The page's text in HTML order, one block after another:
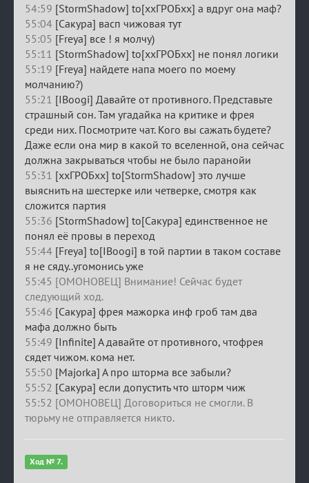
54:59 [StormShadow] to[ххГРОБхх] а вдруг она маф?
55:04 [Сакура] васп чижовая тут
55:05 [Freya] все ! я молчу)
55:11 [StormShadow] to[ххГРОБхх] не понял логики
55:19 [Freya] найдете напа моего по моему
молчанию?)
55:21 [IBoogi] Давайте от противного. Представьте
страшный сон. Там угадайка на критике и фрея
среди них. Посмотрите чат. Кого вы сажать будете?
Даже если она мир в какой то вселенной, она сейчас
должна закрываться чтобы не было паранойи
55:31 [ххГРОБхх] to[StormShadow] это лучше
выяснить на шестерке или четверке, смотря как
сложится партия
55:36 [StormShadow] to[Сакура] единственное не
понял её провы в переход
55:44 [Freya] to[IBoogi] в той партии в таком составе
я не сяду..угомонись уже
55:45 [ОМОНОВЕЦ] Внимание! Сейчас будет
следующий ход.
55:46 [Сакура] фрея мажорка инф гроб там два
мафа должно быть
55:49 [Infinite] А давайте от противного, чтофрея
сядет чижом. кома нет.
55:50 [Majorka] А про шторма все забыли?
55:52 [Сакура] если допустить что шторм чиж
55:52 [ОМОНОВЕЦ] Договориться не смогли. В
тюрьму не отправляется никто.
Ход № 7.